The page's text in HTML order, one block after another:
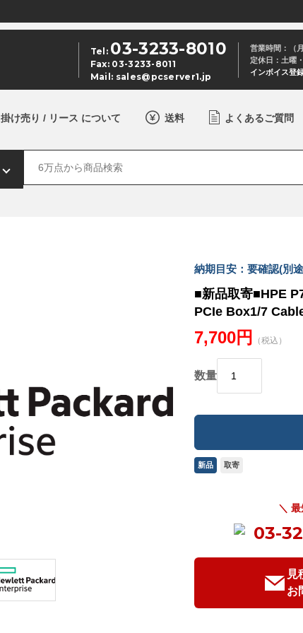
Tel: 03-3233-8010
Fax: 03-3233-8011
Mail: sales@pcserver1.jp
営業時間：（
定休日：土曜
インボイス登
掛け売り / リース について 送料 よくあるご質問
納期目安：要確認(別
■新品取寄■HPE
PCIe Box1/7
7,700円 （税込）
数量
新品 取寄
＼
03-
見
お